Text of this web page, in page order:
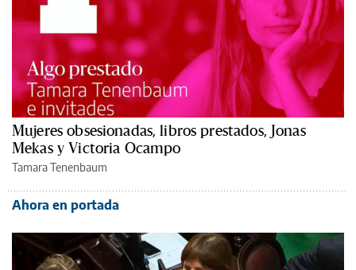
Mujeres obsesionadas, libros prestados, Jonas
Mekas y Victoria Ocampo
Tamara Tenenbaum
Ahora en portada